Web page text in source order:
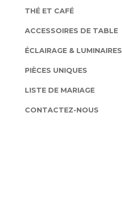
THÉ ET CAFÉ
ACCESSOIRES DE TABLE
ÉCLAIRAGE & LUMINAIRES
PIÈCES UNIQUES
LISTE DE MARIAGE
CONTACTEZ-NOUS